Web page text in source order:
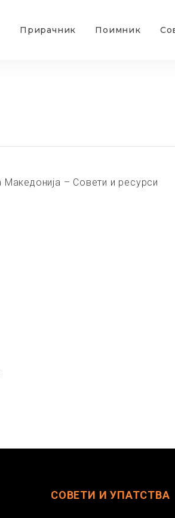
Прирачник Поимник
– Совети и ресурси
СОВЕТИ И УПАТСТВА